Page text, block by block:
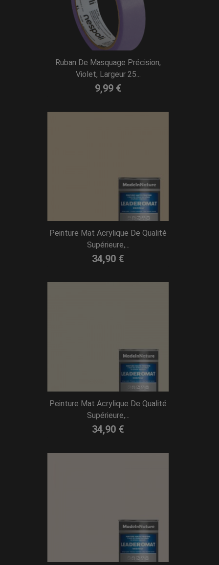
Ruban De Masquage Précision,
Violet, Largeur 25...
9,99 €
Peinture Mat Acrylique De Qualité
Supérieure,...
34,90 €
Peinture Mat Acrylique De Qualité
Supérieure,...
34,90 €